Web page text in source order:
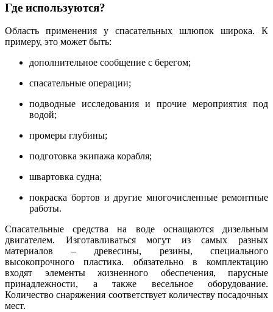
Где используются?
Область применения у спасательных шлюпок широка. К
примеру, это может быть:
дополнительное сообщение с берегом;
спасательные операции;
подводные исследования и прочие мероприятия под
водой;
промеры глубины;
подготовка экипажа корабля;
швартовка судна;
покраска бортов и другие многочисленные ремонтные
работы.
Спасательные средства на водеоснащаются дизельным
двигателем. Изготавливаться могут из самых разных
материалов – древесины, резины, специального
высокопрочного пластика. обязательно в комплектацию
входят элементы жизненного обеспечения, парусные
принадлежности, а также весельное оборудование.
Количество снаряжения соответствует количеству посадочных
мест.